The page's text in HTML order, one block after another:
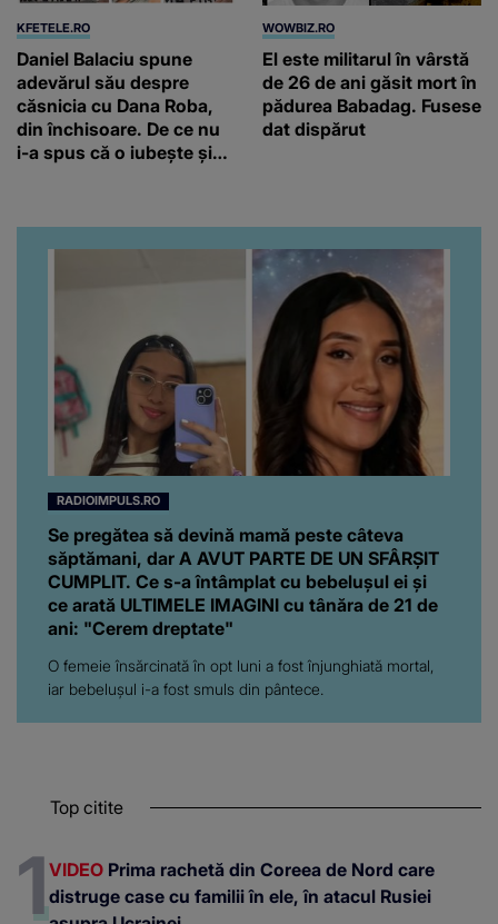
KFETELE.RO
Daniel Balaciu spune
adevărul său despre
căsnicia cu Dana Roba,
din închisoare. De ce nu
i-a spus că o iubește și
“Am suflet mare. Eu am
ajutat-o.”
WOWBIZ.RO
El este militarul în vârstă
de 26 de ani găsit mort în
pădurea Babadag. Fusese
dat dispărut
RADIOIMPULS.RO
Se pregătea să devină mamă peste câteva
săptămani, dar A AVUT PARTE DE UN SFÂRȘIT
CUMPLIT. Ce s-a întâmplat cu bebelușul ei și
ce arată ULTIMELE IMAGINI cu tânăra de 21 de
ani: "Cerem dreptate"
O femeie însărcinată în opt luni a fost înjunghiată mortal,
iar bebelușul i-a fost smuls din pântece.
Top citite
VIDEO Prima rachetă din Coreea de Nord care
distruge case cu familii în ele, în atacul Rusiei